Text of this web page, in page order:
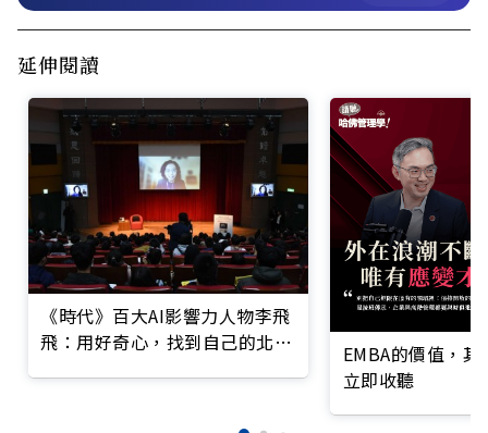
延伸閱讀
《時代》百大AI影響力人物李飛
飛：用好奇心，找到自己的北極
EMBA的價值，
立即收聽